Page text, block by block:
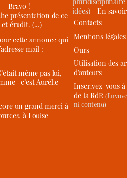
–Bravo !
présentation de ce
et érudit. (…)
cette annonce qui
mail :
même pas lui,
: c’est Aurélie
un grand merci à
à Louise
idées) -En
Contacts
Mentions légales
Ours
Utilisation des
d’auteurs
Inscrivez-vous
de la RdR
ni contenu)